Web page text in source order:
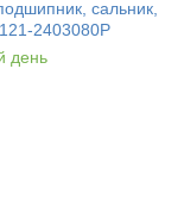
сальник,
2403080Р
день